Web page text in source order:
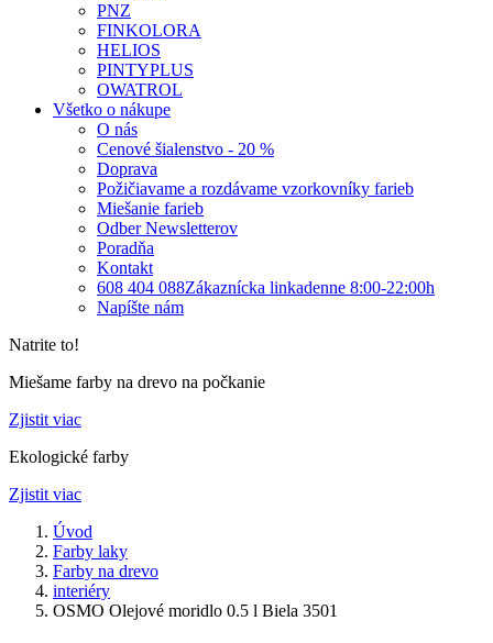
PNZ
FINKOLORA
HELIOS
PINTYPLUS
OWATROL
Všetko o nákupe
O nás
Cenové šialenstvo - 20 %
Doprava
Požičiavame a rozdávame vzorkovníky farieb
Miešanie farieb
Odber Newsletterov
Poradňa
Kontakt
608 404 088Zákaznícka linkadenne 8:00-22:00h
Napíšte nám
Natrite to!
Miešame farby na drevo na počkanie
Zjistit viac
Ekologické farby
Zjistit viac
Úvod
Farby laky
Farby na drevo
interiéry
OSMO Olejové moridlo 0.5 l Biela 3501